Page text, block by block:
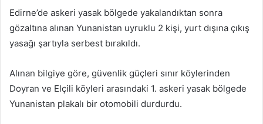
göndermek
Edirne’de askeri yasak bölgede yakalandıktan sonra
gözaltına alınan Yunanistan uyruklu 2 kişi, yurt dışına çıkış
yasağı şartıyla serbest bırakıldı.
Alınan bilgiye göre, güvenlik güçleri sınır köylerinden
Doyran ve Elçili köyleri arasındaki 1. askeri yasak bölgede
Yunanistan plakalı bir otomobili durdurdu.